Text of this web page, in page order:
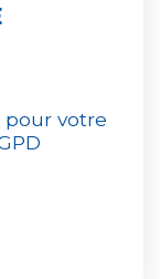
pour votre